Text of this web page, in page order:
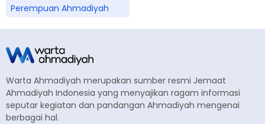
Perempuan Ahmadiyah
Warta Ahmadiyah merupakan sumber resmi Jemaat
Ahmadiyah Indonesia yang menyajikan ragam informasi
seputar kegiatan dan pandangan Ahmadiyah mengenai
berbagai hal.